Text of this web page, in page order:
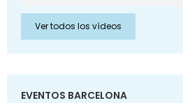
Ver todos los vídeos
EVENTOS BARCELONA